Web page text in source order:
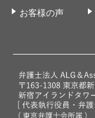
お客様の声